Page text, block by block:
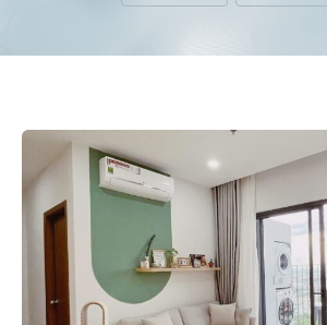
Phiên bản cập
Trang chủ
Dự án
Mua bán
Cho thuê